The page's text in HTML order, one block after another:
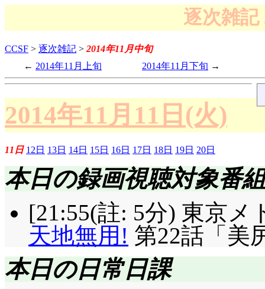
逐次雑記
CCSF > 逐次雑記 >2014年11月中旬
2014年11月上旬
2014年11月下旬
2014年11月11日(火)
11日 12日 13日 14日 15日 16日 17日 18日 19日 20日
本日の録画視聴対象番組
[21:55(註: 5分) 東京
天地無用! 第22話「美
本日の日常日課